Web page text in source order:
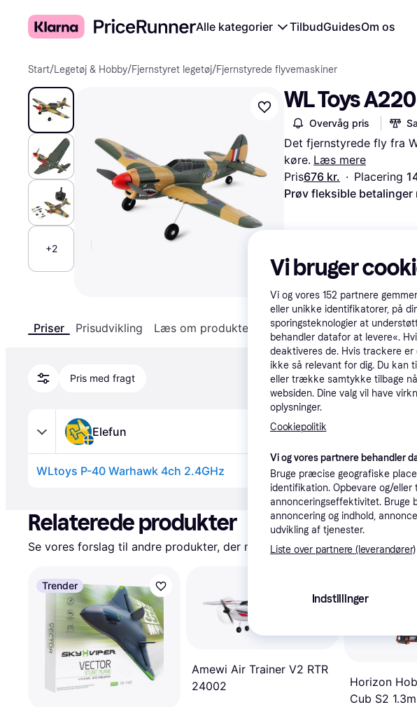
Alle kategorier TilbudGuidesOm os
Start/Legetøj & Hobby/Fjernstyret legetøj/Fjernstyrede flyvemaskiner
+2
WL Toys
Overvåg pris
Det fjernstyrede fly fra
køre. Læs mere
Pris676 kr. · Placering
Prøv fleksible betalinger
Priser Prisudvikling Læs om produktet Specifikationer
Pris med fragt
Elefun
WLtoys P-40 Warhawk 4ch 2.4GHz
Relaterede produkter
Se vores forslag til andre produkter, der matcher dine interesser.
Trender
Amewi Air Trainer V2 RTR
24002
Horizon
Cub S2
Vi bruger
Vi og vores 152 partnere
eller unikke identifikatorer, på
sporingsteknologier at
behandler datafor at levere«.
deaktiveres de. Hvis trackere er
ikke så relevant for dig. Du kan
eller trække samtykke tilbage
websiden. Dine valg vil have
oplysninger.
Cookiepolitik
Vi og vores partnere behandler
Bruge præcise geografiske
identifikation. Opbevare og/eller
annonceringseffektivitet. Bruge
annoncering og indhold,
udvikling af tjenester.
Liste over partnere (leverandører)
Indstillinger